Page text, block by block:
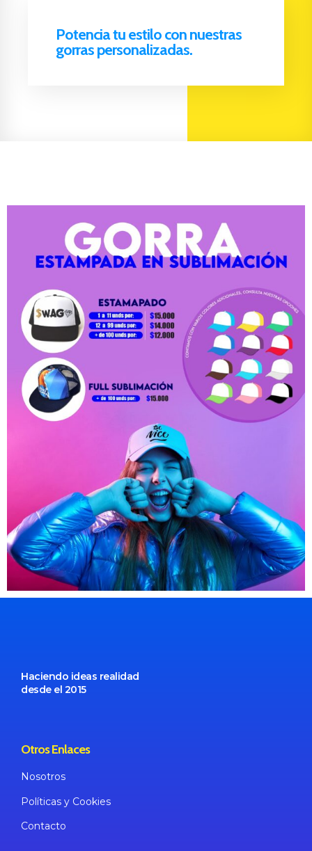
Potencia tu estilo con nuestras
gorras personalizadas.
Haciendo ideas realidad
desde el 2015
Otros Enlaces
Nosotros
Políticas y Cookies
Contacto